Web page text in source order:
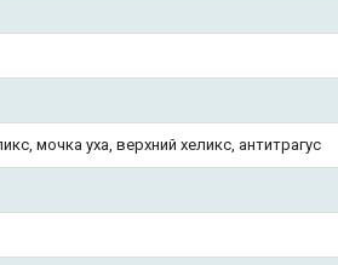
мочка уха, верхний хеликс, антитрагус